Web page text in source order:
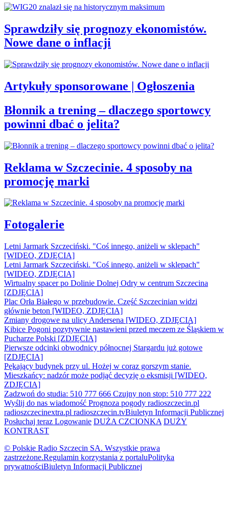
Sprawdziły się prognozy ekonomistów.
Nowe dane o inflacji
Artykuły sponsorowane | Ogłoszenia
Błonnik a trening – dlaczego sportowcy
powinni dbać o jelita?
Reklama w Szczecinie. 4 sposoby na
promocję marki
Fotogalerie
Letni Jarmark Szczeciński. "Coś innego, aniżeli w sklepach"
[WIDEO, ZDJĘCIA]
Letni Jarmark Szczeciński. "Coś innego, aniżeli w sklepach"
[WIDEO, ZDJĘCIA]
Wirtualny spacer po Dolinie Dolnej Odry w centrum Szczecina
[ZDJĘCIA]
Plac Orła Białego w przebudowie. Część Szczecinian widzi
głównie beton [WIDEO, ZDJĘCIA]
Zmiany drogowe na ulicy Andersena [WIDEO, ZDJĘCIA]
Kibice Pogoni pozytywnie nastawieni przed meczem ze Śląskiem w
Pucharze Polski [ZDJĘCIA]
Pierwsze odcinki obwodnicy północnej Stargardu już gotowe
[ZDJĘCIA]
Pękający budynek przy ul. Hożej w coraz gorszym stanie.
Mieszkańcy: nadzór może podjąć decyzję o eksmisji [WIDEO,
ZDJĘCIA]
Zadzwoń do studia: 510 777 666 Czujny non stop: 510 777 222
Wyślij do nas wiadomość Prognoza pogody radioszczecin.pl
radioszczecinextra.pl radioszczecin.tvBiuletyn Informacji Publicznej
Posłuchaj teraz Logowanie DUŻA CZCIONKA DUŻY
KONTRAST
© Polskie Radio Szczecin SA. Wszystkie prawa
zastrzeżone.Regulamin korzystania z portaluPolityka
prywatnościBiuletyn Informacji Publicznej